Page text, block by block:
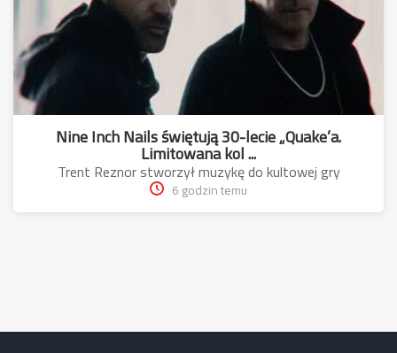
Nine Inch Nails świętują 30-lecie „Quake’a.
Limitowana kol ...
Trent Reznor stworzył muzykę do kultowej gry
6 godzin temu